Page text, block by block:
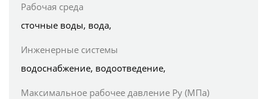
Рабочая среда
сточные воды, вода,
Инженерные системы
водоснабжение, водоотведение,
Максимальное рабочее давление Ру (МПа)